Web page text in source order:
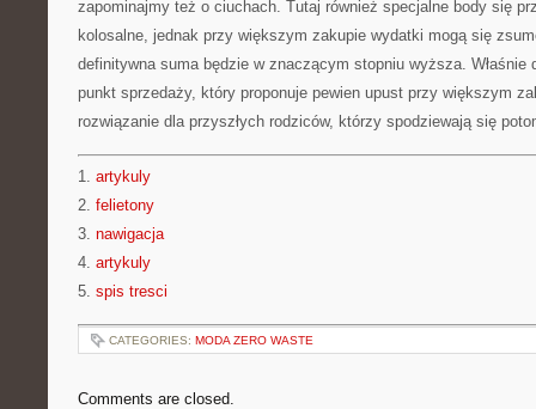
zapominajmy też o ciuchach. Tutaj również specjalne body się
kolosalne, jednak przy większym zakupie wydatki mogą się
definitywna suma będzie w znaczącym stopniu wyższa. Właśnie
punkt sprzedaży, który proponuje pewien upust przy większym
rozwiązanie dla przyszłych rodziców, którzy spodziewają się
1. artykuly
2. felietony
3. nawigacja
4. artykuly
5. spis tresci
CATEGORIES: MODA ZERO WASTE
Comments are closed.